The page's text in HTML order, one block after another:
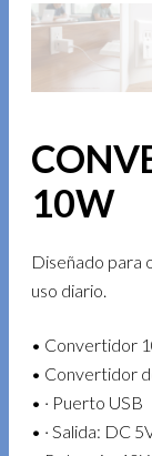
10W
Diseñado para
uso diario.
• Convertidor
• Convertidor
• · Puerto USB
• · Salida: DC